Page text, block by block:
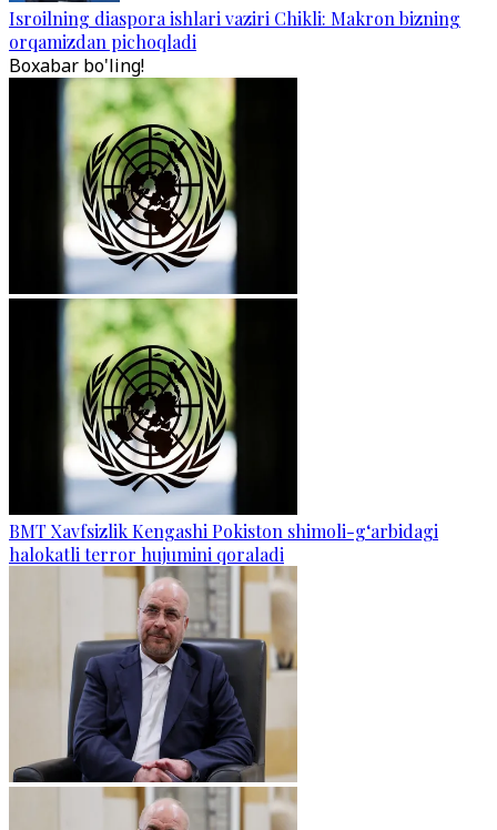
Isroilning diaspora ishlari vaziri Chikli: Makron bizning
orqamizdan pichoqladi
Boxabar bo'ling!
BMT Xavfsizlik Kengashi Pokiston shimoli-g‘arbidagi
halokatli terror hujumini qoraladi